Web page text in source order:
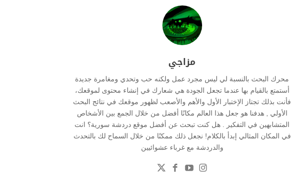
مزاجي
محرك البحث بالنسبة لي ليس مجرد عمل ولكنه حب وتحدي ومغامرة جديدة
أستمتع بالقيام بها عندما تجعل الجودة هي شعارك في إنشاء محتوى لموقعك،
فأنت بذلك تجتاز الإختبار الأول والأهم والأصعب لظهور موقعك في نتائج البحث
الأولي , هدفنا هو جعل هذا العالم مكانًا أفضل من خلال الجمع بين الأشخاص
المتشابهين في التفكير . هل كنت تبحث عن أفضل موقع دردشة سورية؟ انت
في المكان المثالي إبدأ بالكلام! نجعل ذلك ممكنًا من خلال السماح لك بالتحدث
والدردشة مع غرباء عشوائيين